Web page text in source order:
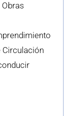
Circulación